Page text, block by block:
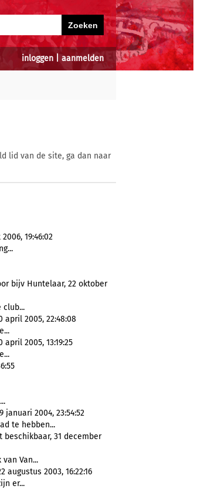
inloggen aanmelden
lid van de site, ga dan naar
19:46:02
bijv Huntelaar, 22 oktober
club...
2005, 22:48:08
2005, 13:19:25
januari 2004, 23:54:52
te hebben...
31 december
Van...
2003, 16:22:16
er...